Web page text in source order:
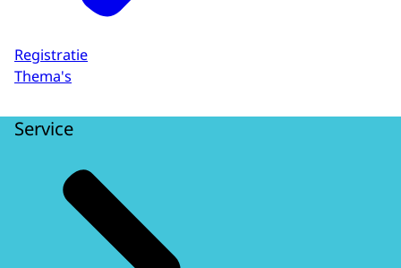
Registratie
Thema's
Service